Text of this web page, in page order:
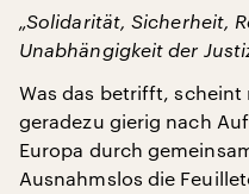
„Solidarität, Sicherheit,
Unabhängigkeit der
Was das betrifft, scheint
geradezu gierig nach
Europa durch
Ausnahmslos die